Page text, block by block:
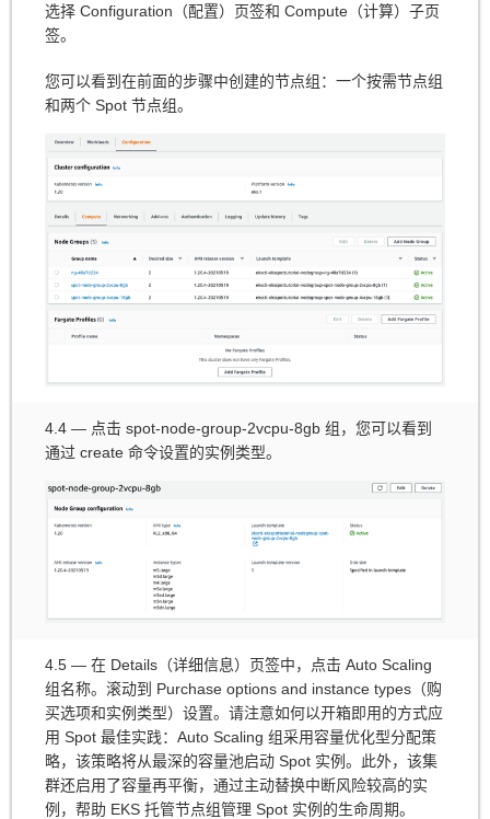
选择 Configuration（配置）页签和 Compute（计算）子页
签。
您可以看到在前面的步骤中创建的节点组：一个按需节点组
和两个 Spot 节点组。
4.4 — 点击 spot-node-group-2vcpu-8gb 组，您可以看到
通过 create 命令设置的实例类型。
4.5 — 在 Details（详细信息）页签中，点击 Auto Scaling
组名称。滚动到 Purchase options and instance types（购
买选项和实例类型）设置。请注意如何以开箱即用的方式应
用 Spot 最佳实践：Auto Scaling 组采用容量优化型分配策
略，该策略将从最深的容量池启动 Spot 实例。此外，该集
群还启用了容量再平衡，通过主动替换中断风险较高的实
例，帮助 EKS 托管节点组管理 Spot 实例的生命周期。